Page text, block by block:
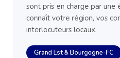
sont pris en charge par une
connaît votre région, vos
interlocuteurs locaux.
Grand Est & Bourgogne-FC